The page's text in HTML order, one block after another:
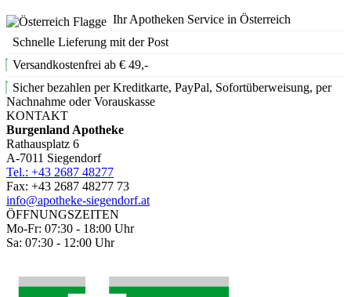
Ihr Apotheken Service in Österreich
Schnelle Lieferung mit der Post
Versandkostenfrei ab € 49,-
Sicher bezahlen per Kreditkarte, PayPal, Sofortüberweisung, per
Nachnahme oder Vorauskasse
KONTAKT
Burgenland Apotheke
Rathausplatz 6
A-7011 Siegendorf
Tel.: +43 2687 48277
Fax: +43 2687 48277 73
info@apotheke-siegendorf.at
ÖFFNUNGSZEITEN
Mo-Fr: 07:30 - 18:00 Uhr
Sa: 07:30 - 12:00 Uhr